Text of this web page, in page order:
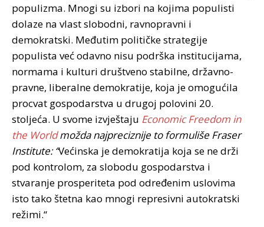
populizma. Mnogi su izbori na kojima populisti
dolaze na vlast slobodni, ravnopravni i
demokratski. Međutim političke strategije
populista već odavno nisu podrška institucijama,
normama i kulturi društveno stabilne, državno-
pravne, liberalne demokratije, koja je omogućila
procvat gospodarstva u drugoj polovini 20.
stoljeća. U svome izvještaju Economic Freedom in
the Worldmožda najpreciznije to formuliše Fraser
Institute: “Većinska je demokratija koja se ne drži
pod kontrolom, za slobodu gospodarstva i
stvaranje prosperiteta pod određenim uslovima
isto tako štetna kao mnogi represivni autokratski
režimi.“